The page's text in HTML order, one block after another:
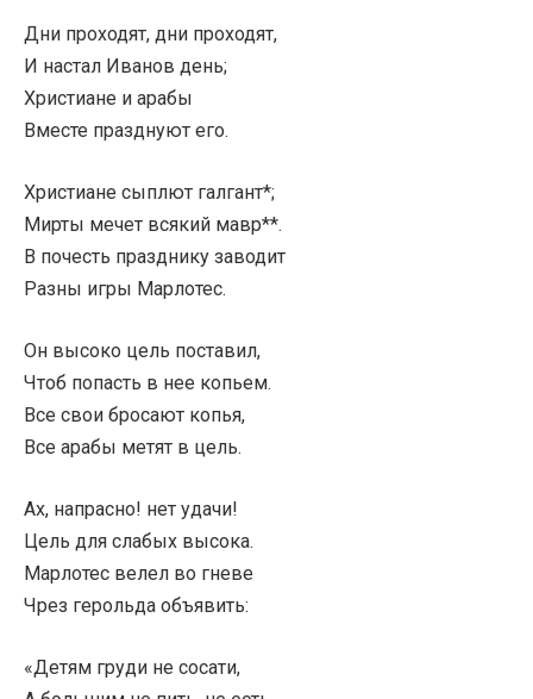
Дни проходят, дни проходят,
И настал Иванов день;
Христиане и арабы
Вместе празднуют его.
Христиане сыплют галгант*;
Мирты мечет всякий мавр**.
В почесть празднику заводит
Разны игры Марлотес.
Он высоко цель поставил,
Чтоб попасть в нее копьем.
Все свои бросают копья,
Все арабы метят в цель.
Ах, напрасно! нет удачи!
Цель для слабых высока.
Марлотес велел во гневе
Чрез герольда объявить:
«Детям груди не сосати,